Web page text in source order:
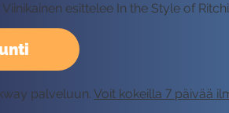
Viinikainen esittelee In the Style of
palveluun. Voit kokeilla 7 päivää